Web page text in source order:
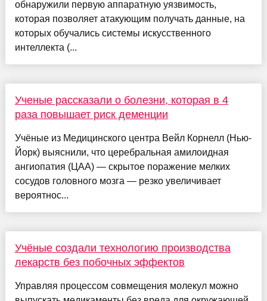
обнаружили первую аппаратную уязвимость,
которая позволяет атакующим получать данные, на
которых обучались системы искусственного
интеллекта (...
Ученые рассказали о болезни, которая в 4
раза повышает риск деменции
Учёные из Медицинского центра Вейл Корнелл (Нью-
Йорк) выяснили, что церебральная амилоидная
ангиопатия (ЦАА) — скрытое поражение мелких
сосудов головного мозга — резко увеличивает
вероятнос...
Учёные создали технологию производства
лекарств без побочных эффектов
Управляя процессом совмещения молекул можно